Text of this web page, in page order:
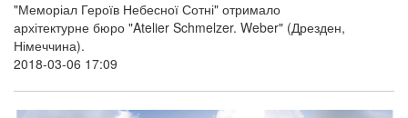
"Меморіал Героїв Небесної Сотні" отримало
архітектурне бюро "Atelier Schmelzer. Weber" (Дрезден,
Німеччина).
2018-03-06 17:09